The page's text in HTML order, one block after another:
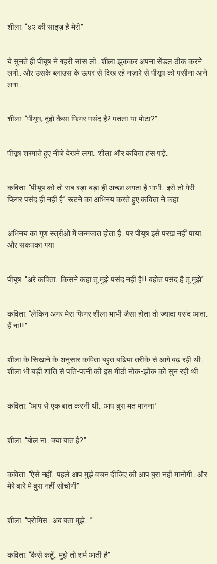
शीला: “४२ की साइज़ है मेरी”
ये सुनते ही पीयूष ने गहरी सांस ली.. शीला झुककर अपना सेंडल ठीक करने
लगी.. और उसके ब्लाउस के ऊपर से दिख रहे नज़ारे से पीयूष को पसीना आने
लगा..
शीला: “पीयूष, तुझे कैसा फिगर पसंद है? पतला या मोटा?”
पीयूष शरमाते हुए नीचे देखने लगा.. शीला और कविता हंस पड़े..
कविता: “पीयूष को तो सब बड़ा बड़ा ही अच्छा लगता है भाभी.. इसे तो मेरी
फिगर पसंद ही नहीं है” रूठने का अभिनय करते हुए कविता ने कहा
अभिनय का गुण स्त्रीओं में जन्मजात होता है.. पर पीयूष इसे परख नहीं पाया..
और सकपका गया
पीयूष: “अरे कविता.. किसने कहा तू मुझे पसंद नहीं है!! बहोत पसंद है तू मुझे”
कविता: “लेकिन अगर मेरा फिगर शीला भाभी जैसा होता तो ज्यादा पसंद आता..
हैं ना!!”
शीला के सिखाने के अनुसार कविता बहुत बढ़िया तरीके से आगे बढ़ रही थी..
शीला भी बड़ी शांति से पति-पत्नी की इस मीठी नोक-झोंक को सुन रही थी
कविता: “आप से एक बात करनी थी.. आप बुरा मत मानना”
शीला: “बोल ना.. क्या बात है?”
कविता: “ऐसे नहीं.. पहले आप मुझे वचन दीजिए की आप बुरा नहीं मानोगी.. और
मेरे बारे में बुरा नहीं सोचोगी”
शीला: “प्रोमिस.. अब बता मुझे.. ”
कविता: “कैसे कहूँ.. मुझे तो शर्म आती है”